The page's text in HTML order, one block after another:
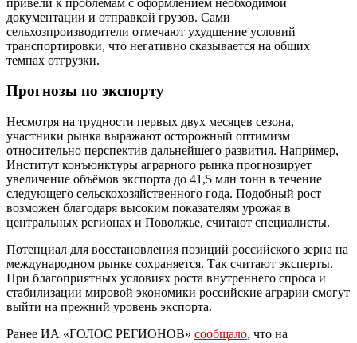
документации и отправкой грузов. Сами
сельхозпроизводители отмечают ухудшение условий
транспортировки, что негативно сказывается на общих
темпах отгрузки.
Прогнозы по экспорту
Несмотря на трудности первых двух месяцев сезона,
участники рынка выражают осторожный оптимизм
относительно перспектив дальнейшего развития. Например,
Институт конъюнктуры аграрного рынка прогнозирует
увеличение объёмов экспорта до 41,5 млн тонн в течение
следующего сельскохозяйственного года. Подобный рост
возможен благодаря высоким показателям урожая в
центральных регионах и Поволжье, считают специалисты.
Потенциал для восстановления позиций российского зерна на
международном рынке сохраняется. Так считают эксперты.
При благоприятных условиях роста внутреннего спроса и
стабилизации мировой экономики российские аграрии смогут
выйти на прежний уровень экспорта.
Ранее ИА «ГОЛОС РЕГИОНОВ» сообщало, что на